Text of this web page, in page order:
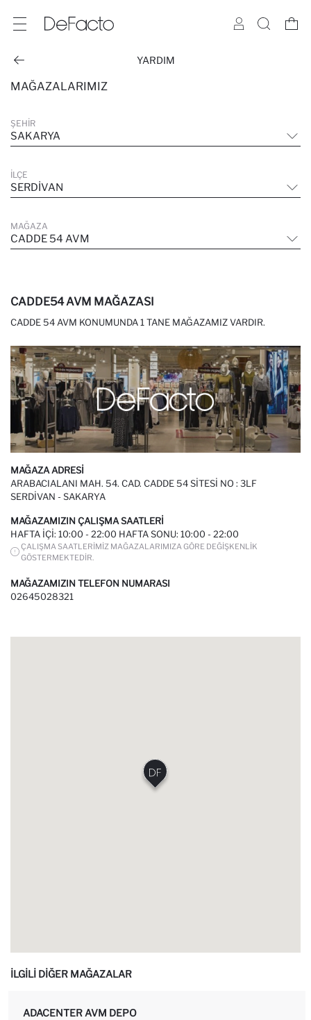
YARDIM
MAĞAZALARIMIZ
ŞEHIR
SAKARYA
İLÇE
SERDIVAN
MAĞAZA
CADDE 54 AVM
CADDE54 AVM MAĞAZASI
CADDE 54 AVM KONUMUNDA 1 TANE MAĞAZAMIZ VARDIR.
MAĞAZA ADRESI
ARABACIALANI MAH. 54. CAD. CADDE 54 SITESI NO : 3LF
SERDIVAN - SAKARYA
MAĞAZAMIZIN ÇALIŞMA SAATLERI
HAFTA IÇI: 10:00 - 22:00 HAFTA SONU: 10:00 - 22:00
ÇALIŞMA SAATLERIMIZ MAĞAZALARIMIZA GÖRE DEĞIŞKENLIK
GÖSTERMEKTEDIR.
MAĞAZAMIZIN TELEFON NUMARASI
02645028321
İLGİLİ DİĞER MAĞAZALAR
ADACENTER AVM DEPO